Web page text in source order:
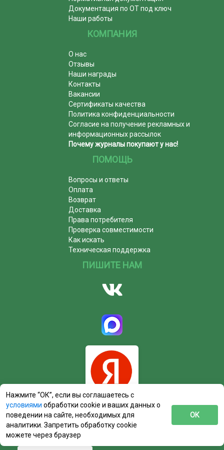
Документация по ОТ под ключ
Наши работы
КОМПАНИЯ
О нас
Отзывы
Наши награды
Контакты
Вакансии
Сертификаты качества
Политика конфиденциальности
Согласие на получение рекламных и
информационных рассылок
Почему журналы покупают у нас!
ПОМОЩЬ
Вопросы и ответы
Оплата
Возврат
Доставка
Права потребителя
Проверка совместимости
Как искать
Техническая поддержка
ПИШИТЕ НАМ
Нажмите “ОК”, если вы соглашаетесь с
условиями обработки cookie и ваших данных о
поведении на сайте, необходимых для
аналитики. Запретить обработку cookie
можете через браузер
ОК